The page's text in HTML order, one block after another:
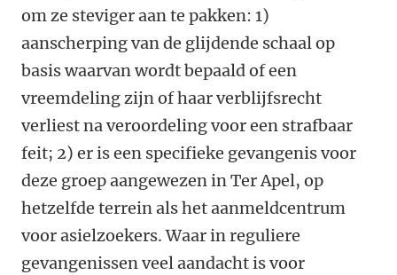
om ze steviger aan te pakken: 1)
aanscherping van de glijdende schaal op
basis waarvan wordt bepaald of een
vreemdeling zijn of haar verblijfsrecht
verliest na veroordeling voor een strafbaar
feit; 2) er is een specifieke gevangenis voor
deze groep aangewezen in Ter Apel, op
hetzelfde terrein als het aanmeldcentrum
voor asielzoekers. Waar in reguliere
gevangenissen veel aandacht is voor